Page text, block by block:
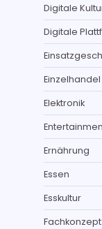
Digitale
Digitale
Einzelhandel
Elektronik
Ernährung
Essen
Esskultur
Fachkonzept